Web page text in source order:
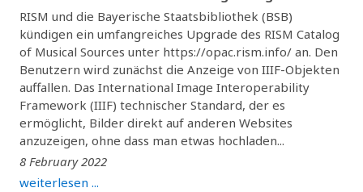
RISM und die Bayerische Staatsbibliothek (BSB)
kündigen ein umfangreiches Upgrade des RISM Catalog
of Musical Sources unter https://opac.rism.info/ an. Den
Benutzern wird zunächst die Anzeige von IIIF-Objekten
auffallen. Das International Image Interoperability
Framework (IIIF) technischer Standard, der es
ermöglicht, Bilder direkt auf anderen Websites
anzuzeigen, ohne dass man etwas hochladen...
8 February 2022
weiterlesen ...